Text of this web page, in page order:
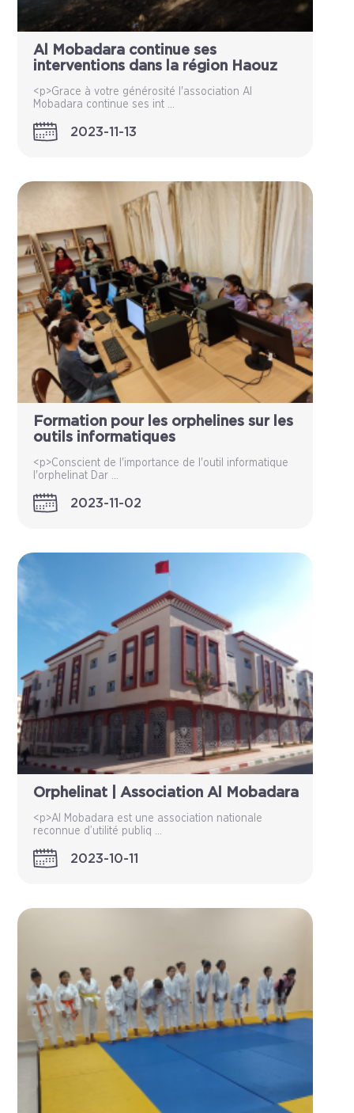
Al Mobadara continue ses
interventions dans la région Haouz
<p>Grace à votre générosité l'association Al
Mobadara continue ses int ...
2023-11-13
Formation pour les orphelines sur les
outils informatiques
<p>Conscient de l'importance de l'outil informatique
l'orphelinat Dar ...
2023-11-02
Orphelinat | Association Al Mobadara
<p>Al Mobadara est une association nationale
reconnue d’utilité publiq ...
2023-10-11